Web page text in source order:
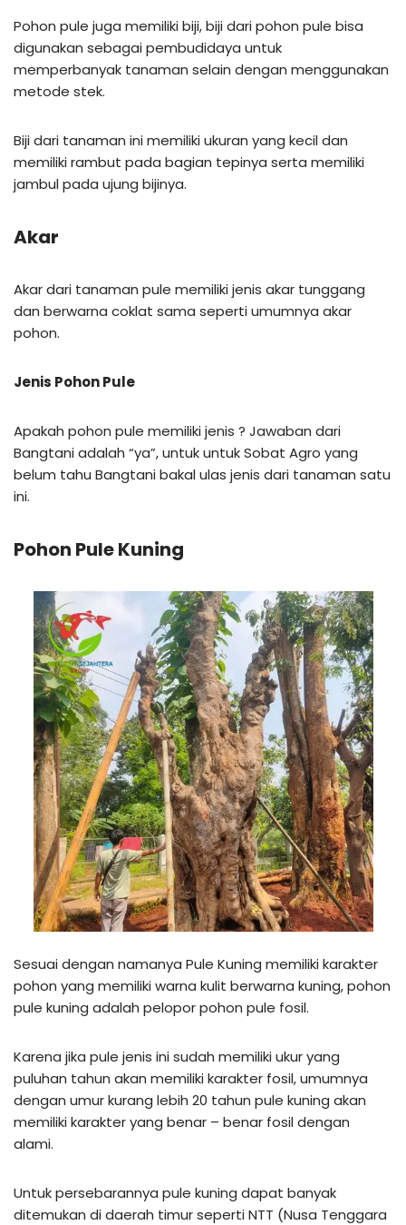
Pohon pule juga memiliki biji, biji dari pohon pule bisa
digunakan sebagai pembudidaya untuk
memperbanyak tanaman selain dengan menggunakan
metode stek.
Biji dari tanaman ini memiliki ukuran yang kecil dan
memiliki rambut pada bagian tepinya serta memiliki
jambul pada ujung bijinya.
Akar
Akar dari tanaman pule memiliki jenis akar tunggang
dan berwarna coklat sama seperti umumnya akar
pohon.
Jenis Pohon Pule
Apakah pohon pule memiliki jenis ? Jawaban dari
Bangtani adalah “ya”, untuk untuk Sobat Agro yang
belum tahu Bangtani bakal ulas jenis dari tanaman satu
ini.
Pohon Pule Kuning
Sesuai dengan namanya Pule Kuning memiliki karakter
pohon yang memiliki warna kulit berwarna kuning, pohon
pule kuning adalah pelopor pohon pule fosil.
Karena jika pule jenis ini sudah memiliki ukur yang
puluhan tahun akan memiliki karakter fosil, umumnya
dengan umur kurang lebih 20 tahun pule kuning akan
memiliki karakter yang benar – benar fosil dengan
alami.
Untuk persebarannya pule kuning dapat banyak
ditemukan di daerah timur seperti NTT (Nusa Tenggara